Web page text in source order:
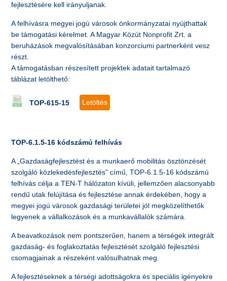
fejlesztésére kell irányuljanak.
A felhívásra megyei jogú városok önkormányzatai nyújthattak
be támogatási kérelmet. A Magyar Közút Nonprofit Zrt. a
beruházások megvalósításában konzorciumi partnerként vesz
részt.
A támogatásban részesített projektek adatait tartalmazó
táblázat letölthető:
TOP-615-15 Letöltés
TOP-6.1.5-16 kódszámú felhívás
A „Gazdaságfejlesztést és a munkaerő mobilitás ösztönzését
szolgáló közlekedésfejlesztés” című, TOP-6.1.5-16 kódszámú
felhívás célja a TEN-T hálózaton kívüli, jellemzően alacsonyabb
rendű utak felújítása és fejlesztése annak érdekében, hogy a
megyei jogú városok gazdasági területei jól megközelíthetők
legyenek a vállalkozások és a munkavállalók számára.
A beavatkozások nem pontszerűen, hanem a térségek integrált
gazdaság- és foglakoztatás fejlesztését szolgáló fejlesztési
csomagjainak a részeként valósulhatnak meg.
A fejlesztéseknek a térségi adottságokra és speciális igényekre